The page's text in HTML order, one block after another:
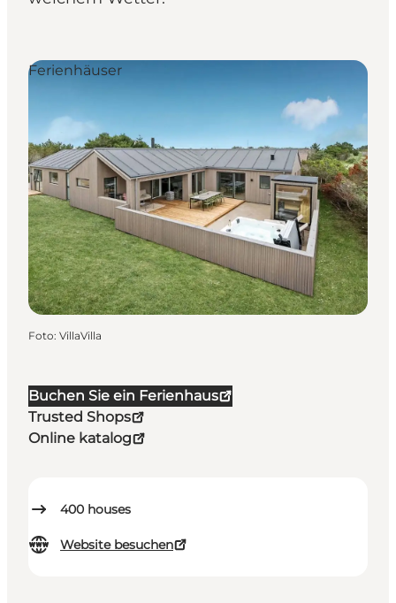
Buchen Sie ein Ferienhaus
Trusted Shops
Online katalog
400 houses
Website besuchen
Ferienhäuser
Foto: VillaVilla